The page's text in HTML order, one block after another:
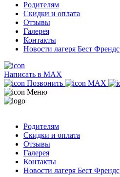
Родителям
Скидки и оплата
Отзывы
Галерея
Контакты
Новости лагеря Бест Френдс
Написать в MAX
Позвонить
MAX
Меню
Родителям
Скидки и оплата
Отзывы
Галерея
Контакты
Новости лагеря Бест Френдс